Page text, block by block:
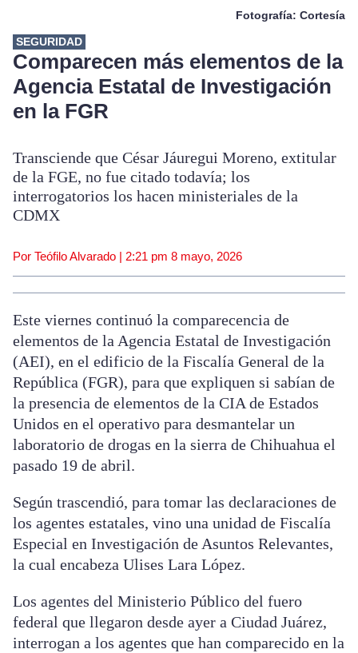
Fotografía: Cortesía
SEGURIDAD
Comparecen más elementos de la
Agencia Estatal de Investigación
en la FGR
Transciende que César Jáuregui Moreno, extitular
de la FGE, no fue citado todavía; los
interrogatorios los hacen ministeriales de la
CDMX
Por Teófilo Alvarado | 2:21 pm 8 mayo, 2026
Este viernes continuó la comparecencia de
elementos de la Agencia Estatal de Investigación
(AEI), en el edificio de la Fiscalía General de la
República (FGR), para que expliquen si sabían de
la presencia de elementos de la CIA de Estados
Unidos en el operativo para desmantelar un
laboratorio de drogas en la sierra de Chihuahua el
pasado 19 de abril.
Según trascendió, para tomar las declaraciones de
los agentes estatales, vino una unidad de Fiscalía
Especial en Investigación de Asuntos Relevantes,
la cual encabeza Ulises Lara López.
Los agentes del Ministerio Público del fuero
federal que llegaron desde ayer a Ciudad Juárez,
interrogan a los agentes que han comparecido en la